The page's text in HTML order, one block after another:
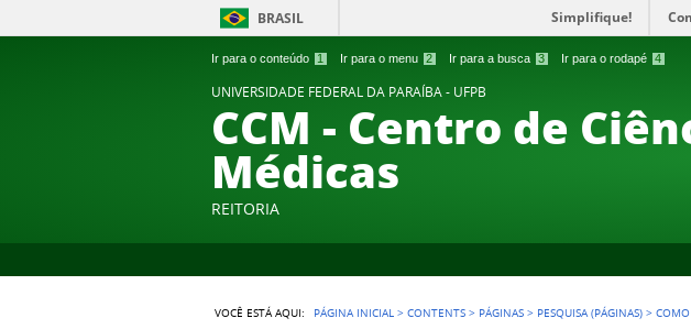
Ir para o conteúdo 1 Ir para o menu 2 Ir para a busca 3 Ir para o rodapé 4
BRASIL Simplifique!
UNIVERSIDADE FEDERAL DA PARAÍBA - UFPB
CCM - Centro de
Médicas
REITORIA
VOCÊ ESTÁ AQUI: PÁGINA INICIAL >CONTENTS > PÁGINAS > PESQUISA (PÁGINAS) >COMO